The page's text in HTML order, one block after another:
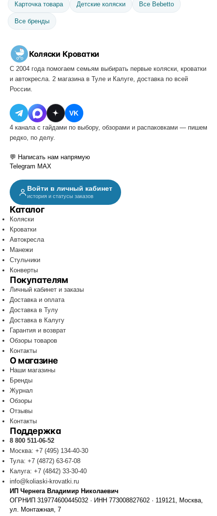
Карточка товара Детские коляски Все Bebetto
Все бренды
Коляски·Кроватки
С 2004 года помогаем семьям выбирать первые коляски, кроватки
и автокресла. 2 магазина в Туле и Калуге, доставка по всей
России.
VK
4 канала с гайдами по выбору, обзорами и распаковками — пишем
редко, по делу.
💬 Написать нам напрямую
Telegram MAX
Войти в личный кабинет
история и статусы заказов
Каталог
Коляски
Кроватки
Автокресла
Манежи
Стульчики
Конверты
Покупателям
Личный кабинет и заказы
Доставка и оплата
Доставка в Тулу
Доставка в Калугу
Гарантия и возврат
Обзоры товаров
Контакты
О магазине
Наши магазины
Бренды
Журнал
Обзоры
Отзывы
Контакты
Поддержка
8 800 511-06-52
Москва: +7 (495) 134-40-30
Тула: +7 (4872) 63-67-08
Калуга: +7 (4842) 33-30-40
info@koliaski-krovatki.ru
ИП Чернега Владимир Николаевич
ОГРНИП 319774600445032 · ИНН 773008827602 · 119121, Москва,
ул. Монтажная, 7